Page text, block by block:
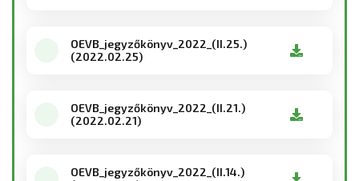
OEVB_jegyzőkönyv_2022_(II.25.)
(2022.02.25)
OEVB_jegyzőkönyv_2022_(II.21.)
(2022.02.21)
OEVB_jegyzőkönyv_2022_(II.14.)